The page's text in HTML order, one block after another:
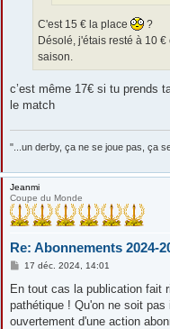
C'est 15 € la place
?
Désolé, j'étais resté à 10
saison.
c’est même 17€ si tu prends
le match
"...un derby, ça ne se joue pas, ça
Jeanmi
Coupe du Monde
Re: Abonnements 2024-
M
s
a
g
17 déc. 2024, 14:01
En tout cas la publication fait
pathétique ! Qu'on ne soit
ouvertement d'une action